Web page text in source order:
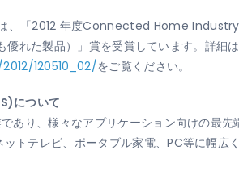
、「2012 年度Connected Home
れた製品）」賞を受賞しています。詳細
120510_02/をご覧ください。
について
であり、様々なアプリケーション向けの
トテレビ、ポータブル家電、PC等に幅